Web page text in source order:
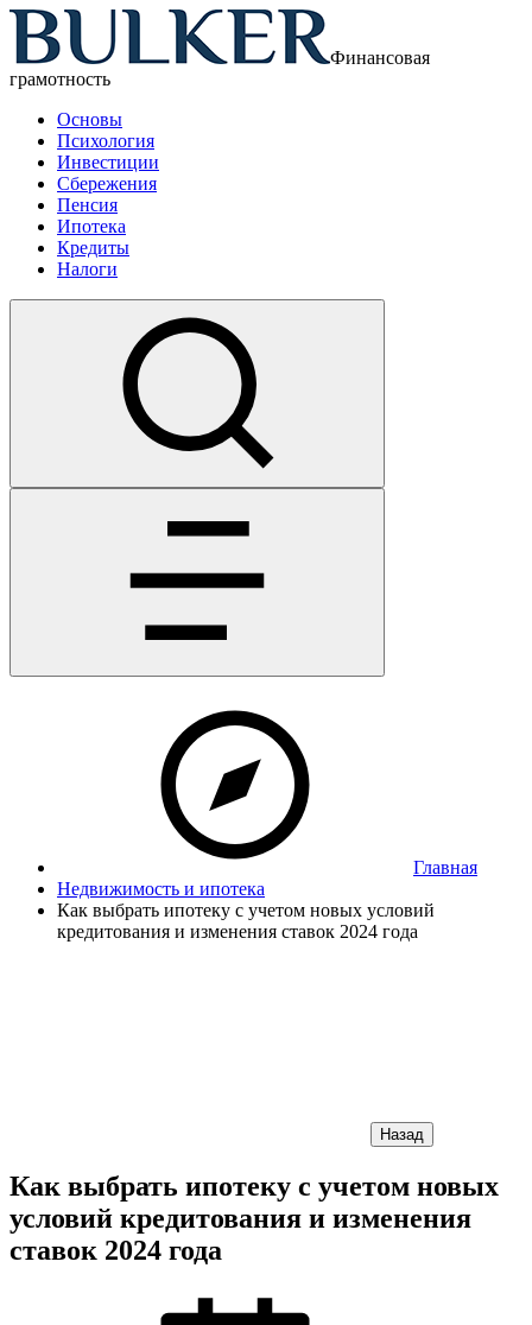
Финансовая
грамотность
Основы
Психология
Инвестиции
Сбережения
Пенсия
Ипотека
Кредиты
Налоги
Главная
Недвижимость и ипотека
Как выбрать ипотеку с учетом новых условий
кредитования и изменения ставок 2024 года
Назад
Как выбрать ипотеку с учетом новых
условий кредитования и изменения
ставок 2024 года